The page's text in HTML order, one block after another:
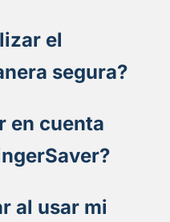
el
segura?
en cuenta
al usar mi